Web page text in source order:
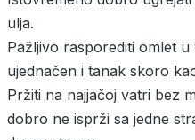
ulja.
Pažljivo rasporediti omlet
ujednačen i tanak skoro
Pržiti na najjačoj vatri bez
dobro ne isprži sa jedne